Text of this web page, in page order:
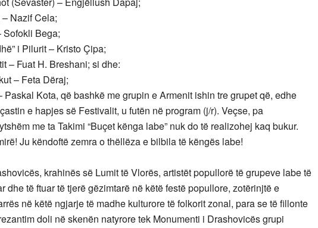
Nazif Cela;
Sofokli Bega;
i Pilurit – Kristo Çipa;
– Fuat H. Breshani; si dhe:
– Feta Dëraj;
Paskal Kota, që bashkë me grupin e Armenit ishin tre grupet që, edhe
e hapjes së Festivalit, u futën në program (j/r). Veçse, pa
me ta Takimi “Buçet kënga labe” nuk do të realizohej kaq bukur.
Ju këndoftë zemra o thëllëza e bilbila të këngës labe!
krahinës së Lumit të Vlorës, artistët popullorë të grupeve labe të
dhe të ftuar të tjerë gëzimtarë në këtë festë popullore, zotërinjtë e
në këtë ngjarje të madhe kulturore të folkorit zonal, para se të fillonte
doli në skenën natyrore tek Monumenti i Drashovicës grupi